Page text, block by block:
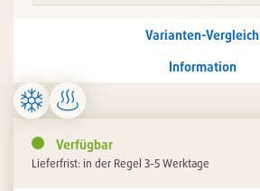
Varianten-Vergleich
Information
Verfügbar
Lieferfrist: in der Regel 3-5 Werktage